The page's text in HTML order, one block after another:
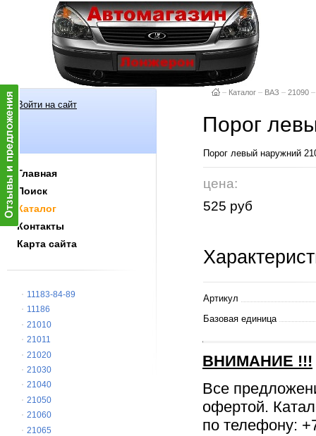
Войти на сайт
Главная
Поиск
Каталог
Контакты
Карта сайта
11183-84-89
11186
21010
21011
21020
21030
21040
21050
21060
21065
– Каталог – ВАЗ – 21090 –
Порог
Порог левый наружний
цена:
525 руб
Артикул
Базовая единица
ВНИМАНИЕ !!!
Все
офертой.
по телефону: